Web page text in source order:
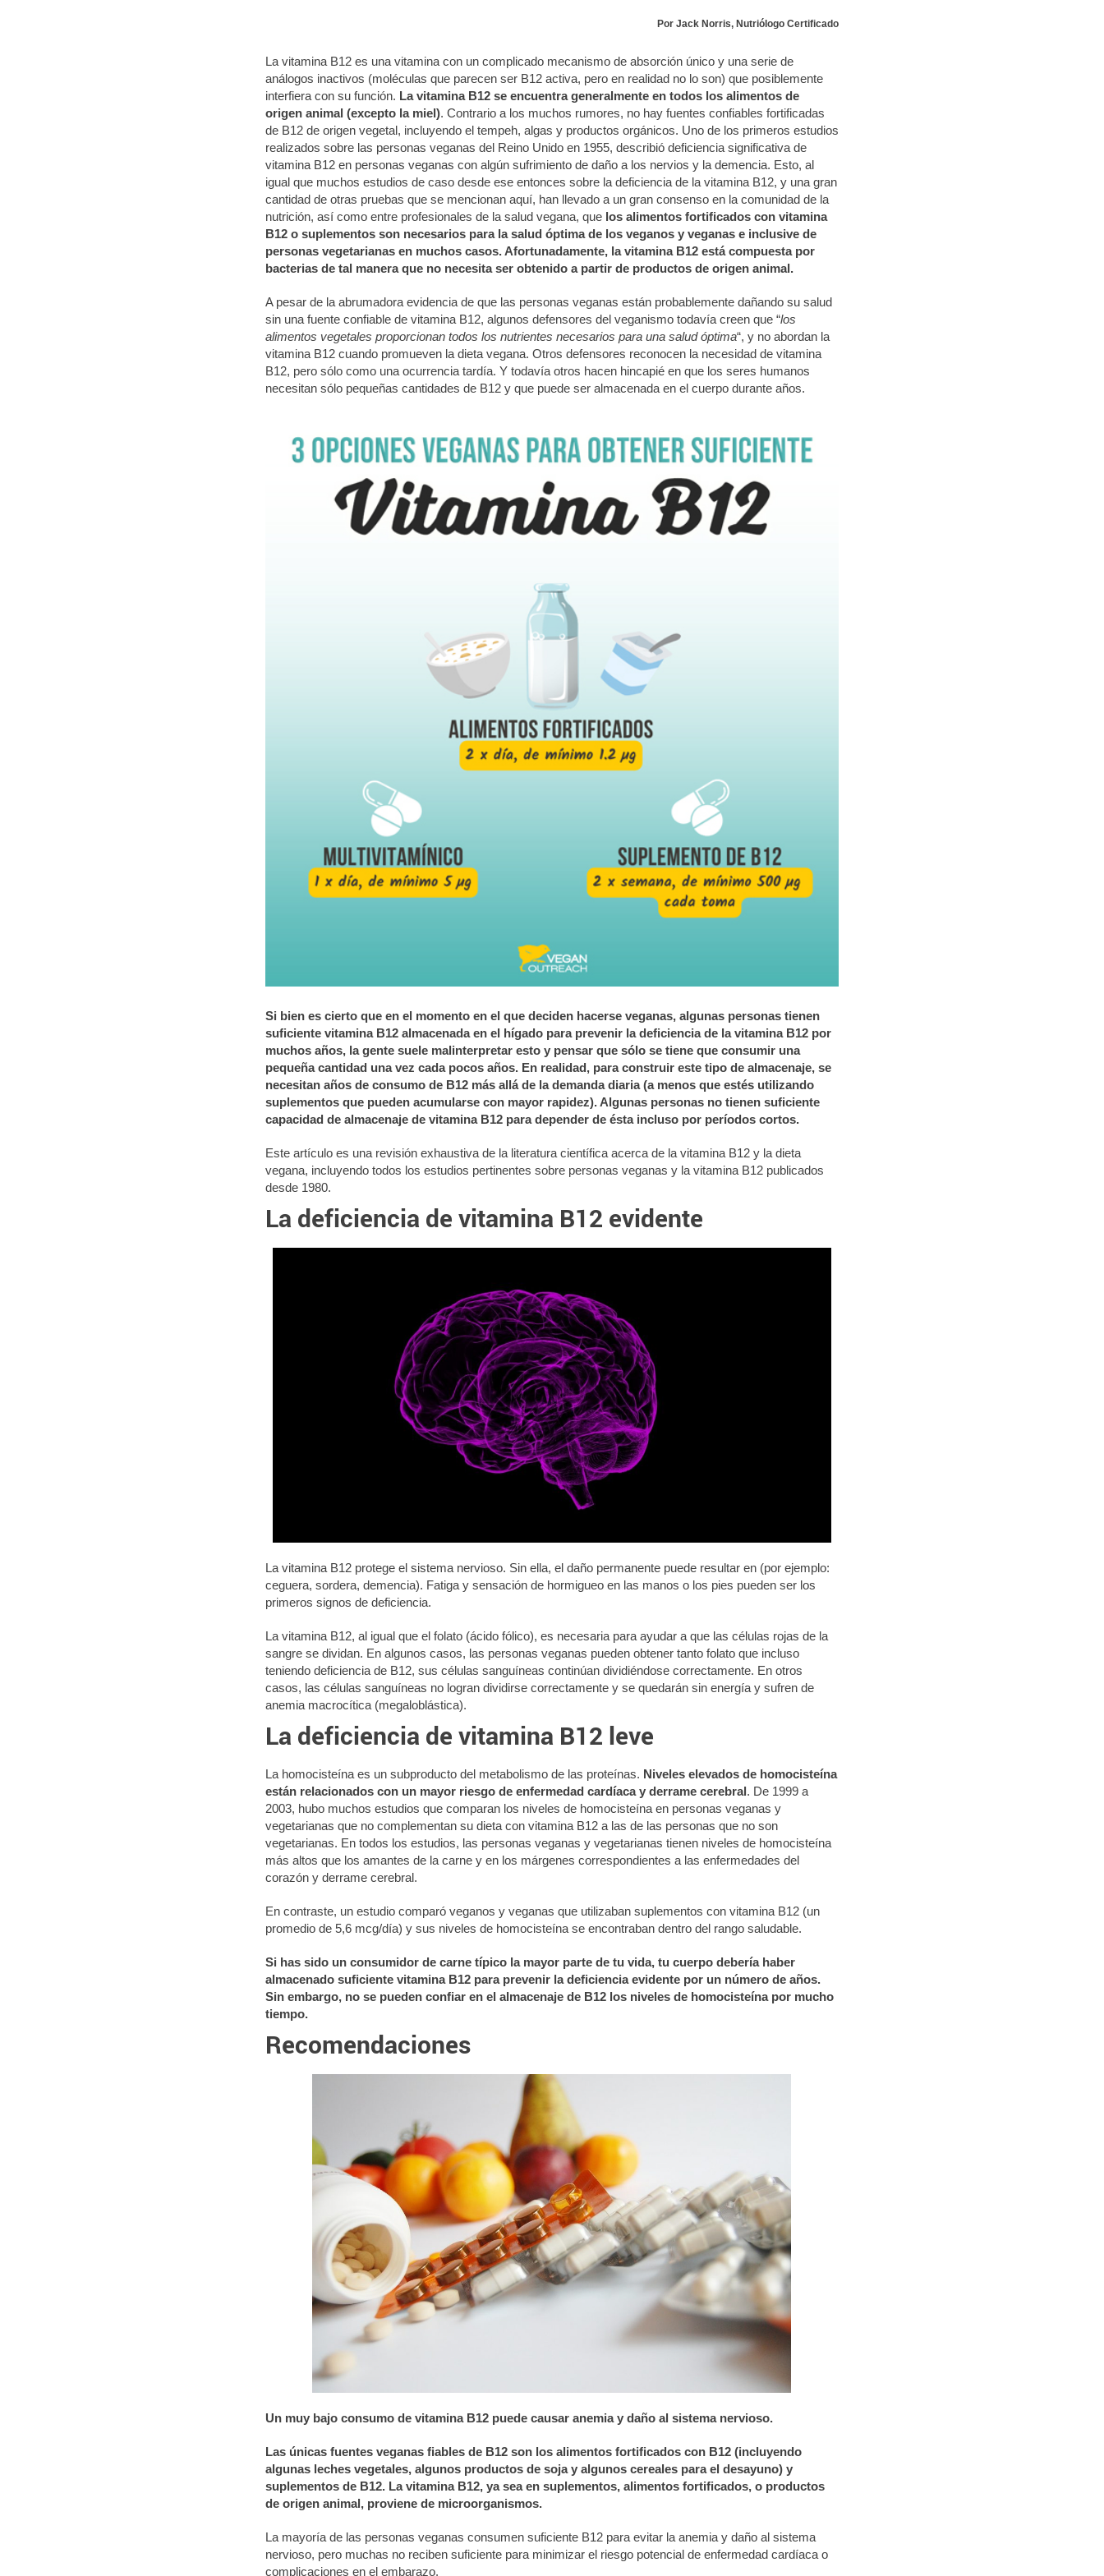
Por Jack Norris, Nutriólogo Certificado
La vitamina B12 es una vitamina con un complicado mecanismo de absorción único y una serie de
análogos inactivos (moléculas que parecen ser B12 activa, pero en realidad no lo son) que posiblemente
interfiera con su función. La vitamina B12 se encuentra generalmente en todos los alimentos de
origen animal (excepto la miel). Contrario a los muchos rumores, no hay fuentes confiables fortificadas
de B12 de origen vegetal, incluyendo el tempeh, algas y productos orgánicos. Uno de los primeros estudios
realizados sobre las personas veganas del Reino Unido en 1955, describió deficiencia significativa de
vitamina B12 en personas veganas con algún sufrimiento de daño a los nervios y la demencia. Esto, al
igual que muchos estudios de caso desde ese entonces sobre la deficiencia de la vitamina B12, y una gran
cantidad de otras pruebas que se mencionan aquí, han llevado a un gran consenso en la comunidad de la
nutrición, así como entre profesionales de la salud vegana, quelos alimentos fortificados con vitamina
B12 o suplementos son necesarios para la salud óptima de los veganos y veganas e inclusive de
personas vegetarianas en muchos casos. Afortunadamente, la vitamina B12 está compuesta por
bacterias de tal manera que no necesita ser obtenido a partir de productos de origen animal.
A pesar de la abrumadora evidencia de que las personas veganas están probablemente dañando su salud
sin una fuente confiable de vitamina B12, algunos defensores del veganismo todavía creen que “los
alimentos vegetales proporcionan todos los nutrientes necesarios para una salud óptima“, y no abordan la
vitamina B12 cuando promueven la dieta vegana. Otros defensores reconocen la necesidad de vitamina
B12, pero sólo como una ocurrencia tardía. Y todavía otros hacen hincapié en que los seres humanos
necesitan sólo pequeñas cantidades de B12 y que puede ser almacenada en el cuerpo durante años.
Si bien es cierto que en el momento en el que deciden hacerse veganas, algunas personas tienen
suficiente vitamina B12 almacenada en el hígado para prevenir la deficiencia de la vitamina B12 por
muchos años, la gente suele malinterpretar esto y pensar que sólo se tiene que consumir una
pequeña cantidad una vez cada pocos años. En realidad, para construir este tipo de almacenaje, se
necesitan años de consumo de B12 más allá de la demanda diaria (a menos que estés utilizando
suplementos que pueden acumularse con mayor rapidez). Algunas personas no tienen suficiente
capacidad de almacenaje de vitamina B12 para depender de ésta incluso por períodos cortos.
Este artículo es una revisión exhaustiva de la literatura científica acerca de la vitamina B12 y la dieta
vegana, incluyendo todos los estudios pertinentes sobre personas veganas y la vitamina B12 publicados
desde 1980.
La deficiencia de vitamina B12 evidente
La vitamina B12 protege el sistema nervioso. Sin ella, el daño permanente puede resultar en (por ejemplo:
ceguera, sordera, demencia). Fatiga y sensación de hormigueo en las manos o los pies pueden ser los
primeros signos de deficiencia.
La vitamina B12, al igual que el folato (ácido fólico), es necesaria para ayudar a que las células rojas de la
sangre se dividan. En algunos casos, las personas veganas pueden obtener tanto folato que incluso
teniendo deficiencia de B12, sus células sanguíneas continúan dividiéndose correctamente. En otros
casos, las células sanguíneas no logran dividirse correctamente y se quedarán sin energía y sufren de
anemia macrocítica (megaloblástica).
La deficiencia de vitamina B12 leve
La homocisteína es un subproducto del metabolismo de las proteínas. Niveles elevados de homocisteína
están relacionados con un mayor riesgo de enfermedad cardíaca y derrame cerebral. De 1999 a
2003, hubo muchos estudios que comparan los niveles de homocisteína en personas veganas y
vegetarianas que no complementan su dieta con vitamina B12 a las de las personas que no son
vegetarianas. En todos los estudios, las personas veganas y vegetarianas tienen niveles de homocisteína
más altos que los amantes de la carne y en los márgenes correspondientes a las enfermedades del
corazón y derrame cerebral.
En contraste, un estudio comparó veganos y veganas que utilizaban suplementos con vitamina B12 (un
promedio de 5,6 mcg/día) y sus niveles de homocisteína se encontraban dentro del rango saludable.
Si has sido un consumidor de carne típico la mayor parte de tu vida, tu cuerpo debería haber
almacenado suficiente vitamina B12 para prevenir la deficiencia evidente por un número de años.
Sin embargo, no se pueden confiar en el almacenaje de B12 los niveles de homocisteína por mucho
tiempo.
Recomendaciones
Un muy bajo consumo de vitamina B12 puede causar anemia y daño al sistema nervioso.
Las únicas fuentes veganas fiables de B12 son los alimentos fortificados con B12 (incluyendo
algunas leches vegetales, algunos productos de soja y algunos cereales para el desayuno) y
suplementos de B12. La vitamina B12, ya sea en suplementos, alimentos fortificados, o productos
de origen animal, proviene de microorganismos.
La mayoría de las personas veganas consumen suficiente B12 para evitar la anemia y daño al sistema
nervioso, pero muchas no reciben suficiente para minimizar el riesgo potencial de enfermedad cardíaca o
complicaciones en el embarazo.